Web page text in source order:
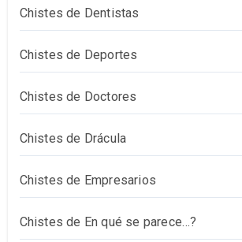
Chistes de Dentistas
Chistes de Deportes
Chistes de Doctores
Chistes de Drácula
Chistes de Empresarios
Chistes de En qué se parece…?